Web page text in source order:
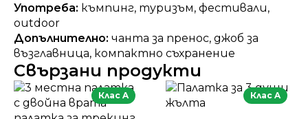
Употреба: къмпинг, туризъм, фестивали,
outdoor
Допълнително: чанта за пренос, джоб за
възглавница, компактно съхранение
Свързани продукти
Клас A Клас A